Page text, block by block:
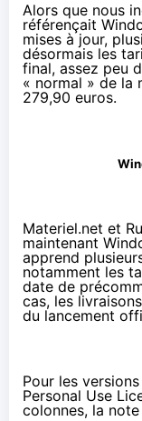
Alors que nous
référençait
mises à jour,
désormais les
final, assez peu
« normal » de la
279,90 euros.
Materiel.net et
maintenant
apprend
notamment les
date de
cas, les
du lancement
Pour les
Personal Use
colonnes, la